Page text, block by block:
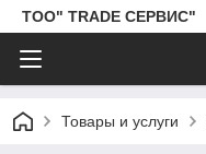
ТОО" TRADE СЕРВИС"
Товары и услуги